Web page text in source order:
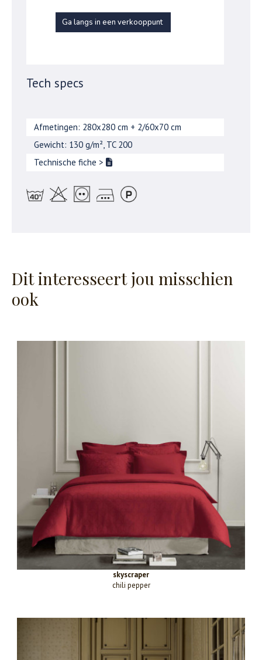
Ga langs in een verkooppunt
Tech specs
Afmetingen: 280x280 cm + 2/60x70 cm
Gewicht: 130 g/m², TC 200
Technische fiche >
Dit interesseert jou misschien
ook
skyscraper
chili pepper